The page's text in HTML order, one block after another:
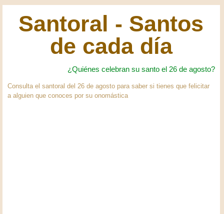
Santoral - Santos
de cada día
¿Quiénes celebran su santo el 26 de agosto?
Consulta el santoral del 26 de agosto para saber si tienes que felicitar
a alguien que conoces por su onomástica